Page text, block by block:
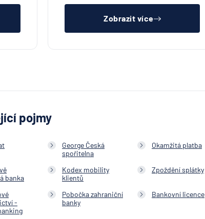
Zobrazit více
pojmy
George Česká
spořitelna
Okamžitá platba
banka
Kodex mobility
klientů
Zpoždění splátky
-
Pobočka zahraniční
banky
Bankovní licence